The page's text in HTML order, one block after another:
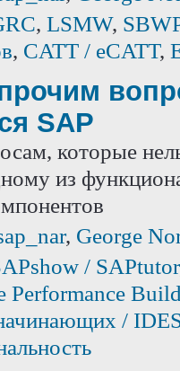
, LSMW,
, CATT / eCATT,
SAP
которые
из
, George
/ SAPtutor
Performance
/